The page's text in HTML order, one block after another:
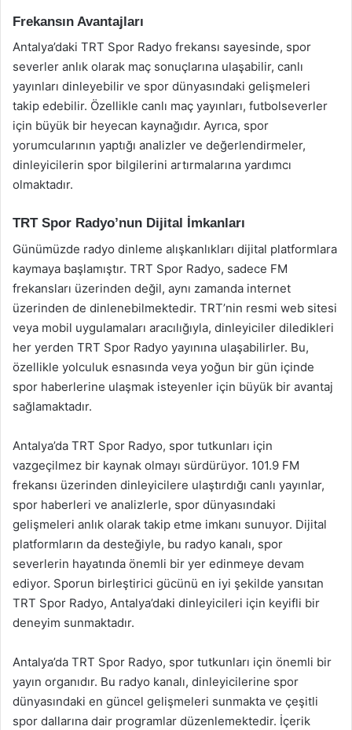
Frekansın Avantajları
Antalya’daki TRT Spor Radyo frekansı sayesinde, spor
severler anlık olarak maç sonuçlarına ulaşabilir, canlı
yayınları dinleyebilir ve spor dünyasındaki gelişmeleri
takip edebilir. Özellikle canlı maç yayınları, futbolseverler
için büyük bir heyecan kaynağıdır. Ayrıca, spor
yorumcularının yaptığı analizler ve değerlendirmeler,
dinleyicilerin spor bilgilerini artırmalarına yardımcı
olmaktadır.
TRT Spor Radyo’nun Dijital İmkanları
Günümüzde radyo dinleme alışkanlıkları dijital platformlara
kaymaya başlamıştır. TRT Spor Radyo, sadece FM
frekansları üzerinden değil, aynı zamanda internet
üzerinden de dinlenebilmektedir. TRT’nin resmi web sitesi
veya mobil uygulamaları aracılığıyla, dinleyiciler diledikleri
her yerden TRT Spor Radyo yayınına ulaşabilirler. Bu,
özellikle yolculuk esnasında veya yoğun bir gün içinde
spor haberlerine ulaşmak isteyenler için büyük bir avantaj
sağlamaktadır.
Antalya’da TRT Spor Radyo, spor tutkunları için
vazgeçilmez bir kaynak olmayı sürdürüyor. 101.9 FM
frekansı üzerinden dinleyicilere ulaştırdığı canlı yayınlar,
spor haberleri ve analizlerle, spor dünyasındaki
gelişmeleri anlık olarak takip etme imkanı sunuyor. Dijital
platformların da desteğiyle, bu radyo kanalı, spor
severlerin hayatında önemli bir yer edinmeye devam
ediyor. Sporun birleştirici gücünü en iyi şekilde yansıtan
TRT Spor Radyo, Antalya’daki dinleyicileri için keyifli bir
deneyim sunmaktadır.
Antalya’da TRT Spor Radyo, spor tutkunları için önemli bir
yayın organıdır. Bu radyo kanalı, dinleyicilerine spor
dünyasındaki en güncel gelişmeleri sunmakta ve çeşitli
spor dallarına dair programlar düzenlemektedir. İçerik